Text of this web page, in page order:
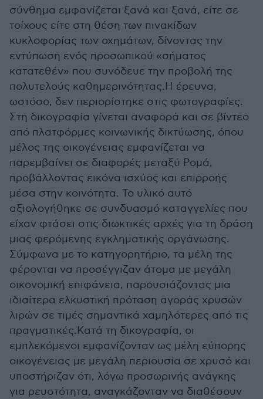
σύνθημα εμφανίζεται ξανά και ξανά, είτε σε
τοίχους είτε στη θέση των πινακίδων
κυκλοφορίας των οχημάτων, δίνοντας την
εντύπωση ενός προσωπικού «σήματος
κατατεθέν» που συνόδευε την προβολή της
πολυτελούς καθημερινότητας.Η έρευνα,
ωστόσο, δεν περιορίστηκε στις φωτογραφίες.
Στη δικογραφία γίνεται αναφορά και σε βίντεο
από πλατφόρμες κοινωνικής δικτύωσης, όπου
μέλος της οικογένειας εμφανίζεται να
παρεμβαίνει σε διαφορές μεταξύ Ρομά,
προβάλλοντας εικόνα ισχύος και επιρροής
μέσα στην κοινότητα. Το υλικό αυτό
αξιολογήθηκε σε συνδυασμό καταγγελίες που
είχαν φτάσει στις διωκτικές αρχές για τη δράση
μιας φερόμενης εγκληματικής οργάνωσης.
Σύμφωνα με το κατηγορητήριο, τα μέλη της
φέρονται να προσέγγιζαν άτομα με μεγάλη
οικονομική επιφάνεια, παρουσιάζοντας μια
ιδιαίτερα ελκυστική πρόταση αγοράς χρυσών
λιρών σε τιμές σημαντικά χαμηλότερες από τις
πραγματικές.Κατά τη δικογραφία, οι
εμπλεκόμενοι εμφανίζονταν ως μέλη εύπορης
οικογένειας με μεγάλη περιουσία σε χρυσό και
υποστήριζαν ότι, λόγω προσωρινής ανάγκης
για ρευστότητα, αναγκάζονταν να διαθέσουν